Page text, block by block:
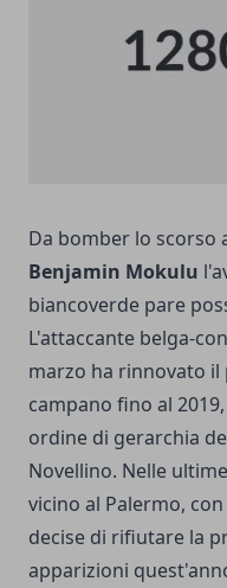
Da bomber lo scorso
Benjamin Mokulu
biancoverde pare
L'attaccante belga-
marzo ha rinnovato
campano fino al
ordine di gerarchia
Novellino. Nelle
vicino al Palermo,
decise di rifiutare la
apparizioni